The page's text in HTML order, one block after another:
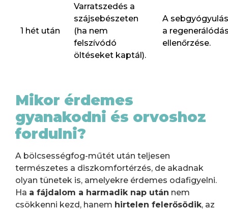
1 hét után
Varratszedés a
szájsebészeten
(ha nem
felszívódó
öltéseket kaptál).
A
a
ellenőrzése.
Mikor érdemes
gyanakodni és orvoshoz
fordulni?
A bölcsességfog-műtét után teljesen
természetes a diszkomfortérzés, de akadnak
olyan tünetek is, amelyekre érdemes odafigyelni.
Ha a fájdalom a harmadik nap után nem
csökkenni kezd, hanem hirtelen felerősödik, az